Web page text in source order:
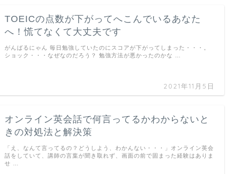
TOEICの点数が下がってへこんでいるあなた
へ！慌てなくて大丈夫です
2021年11月5日
がんばるにゃん 毎日勉強していたのにスコアが下がってしまった・・・。
ショック・・・なぜなのだろう？ 勉強方法が悪かったのかな …
オンライン英会話で何言ってるかわからないと
きの対処法と解決策
「え、なんて言ってるの？どうしよう、わかんない・・・」オンライン英会
話をしていて、講師の言葉が聞き取れず、画面の前で固まった経験はありま
せ …